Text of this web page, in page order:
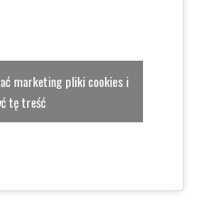
marketing pliki cookies i
tę treść